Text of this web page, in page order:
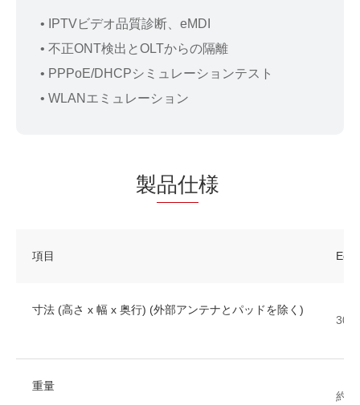
• IPTVビデオ品質診断、eMDI
• 不正ONT検出とOLTからの隔離
• PPPoE/DHCPシミュレーションテスト
• WLANエミュレーション
製品仕様
項目
寸法 (高さ x 幅 x 奥行) (外部アンテナとパッドを除く)
重量
約